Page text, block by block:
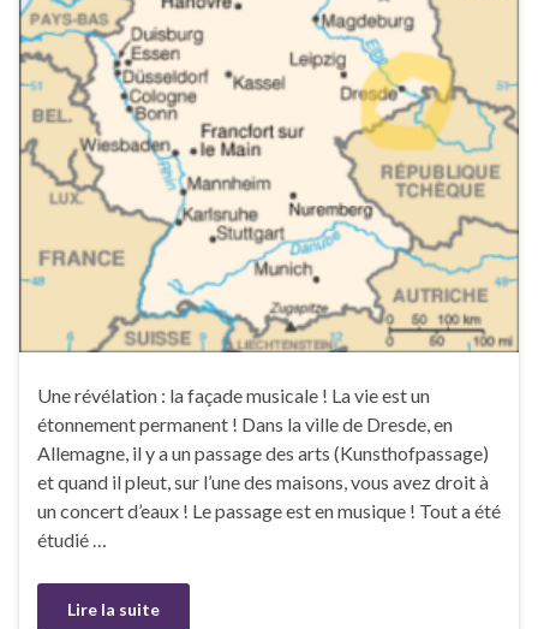
Une révélation : la façade musicale ! La vie est un
étonnement permanent ! Dans la ville de Dresde, en
Allemagne, il y a un passage des arts (Kunsthofpassage)
et quand il pleut, sur l’une des maisons, vous avez droit à
un concert d’eaux ! Le passage est en musique ! Tout a été
étudié …
Lire la suite